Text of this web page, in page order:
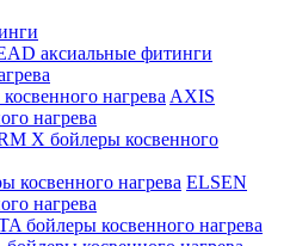
аксиальные фитинги
AXIS
нагрева
X бойлеры косвенного
ELSEN
нагрева